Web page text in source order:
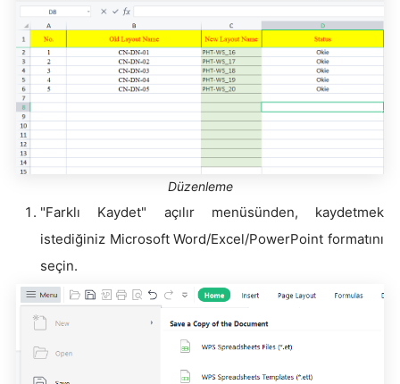
Düzenleme
"Farklı Kaydet" açılır menüsünden, kaydetmek
istediğiniz Microsoft Word/Excel/PowerPoint formatını
seçin.